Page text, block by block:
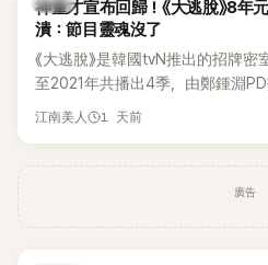
鎮》，邀請同時兼顧工作與育兒的
惠、李賢怡、李恩亨，以第13位「
實的生活日常。 節目一開始，李
邊搭車邊聊天，氣氛輕鬆。聊到最
發問：「妳不是上新聞了？說妳去
惠也毫不閃躲，淡定接招，兩人
延燒到過去的爭議。李瑞鎮脫口補
神童才宣布回歸！《大逃脫》8
潰：節目靈魂沒了
《大逃脫》是韓國tvN推出的招牌
至2021年共播出4季，由鄭鍾淵PD
（DTCU）」，憑藉燒腦劇情、電
江南美人 1 天前
廣告